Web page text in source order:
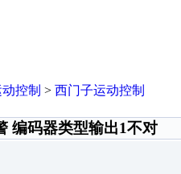
控制 > 西门子运动控制
编码器类型输出1不对